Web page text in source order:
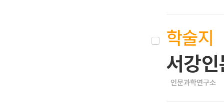
학술지
서강
인문과학연구소